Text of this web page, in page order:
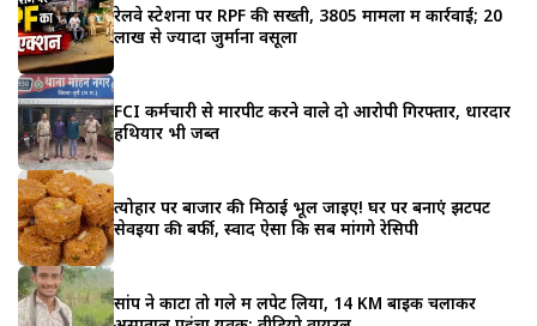
रेलवे स्टेशनों पर RPF की सख्ती, 3805 मामलों में कार्रवाई; 20
लाख से ज्यादा जुर्माना वसूला
FCI कर्मचारी से मारपीट करने वाले दो आरोपी गिरफ्तार, धारदार
हथियार भी जब्त
त्योहार पर बाजार की मिठाई भूल जाइए! घर पर बनाएं झटपट
सेवइयों की बर्फी, स्वाद ऐसा कि सब मांगेंगे रेसिपी
सांप ने काटा तो गले में लपेट लिया, 14 KM बाइक चलाकर